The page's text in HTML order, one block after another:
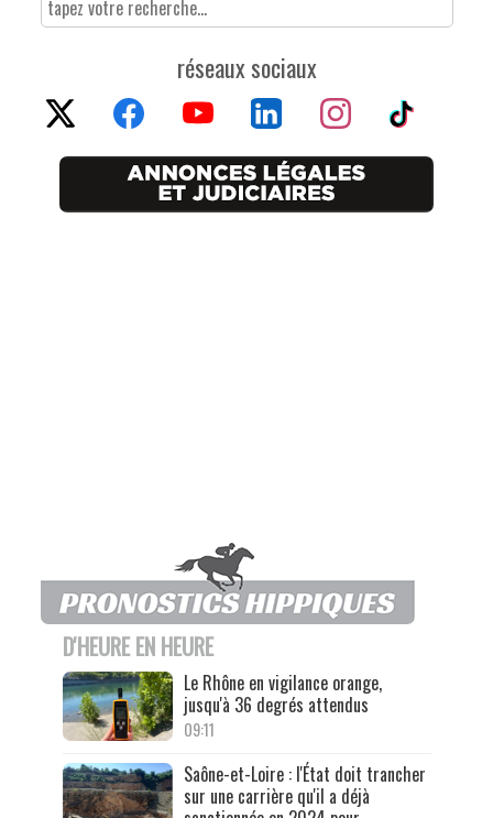
réseaux sociaux
D'HEURE EN HEURE
Le Rhône en vigilance orange,
jusqu'à 36 degrés attendus
09:11
Saône-et-Loire : l'État doit trancher
sur une carrière qu'il a déjà